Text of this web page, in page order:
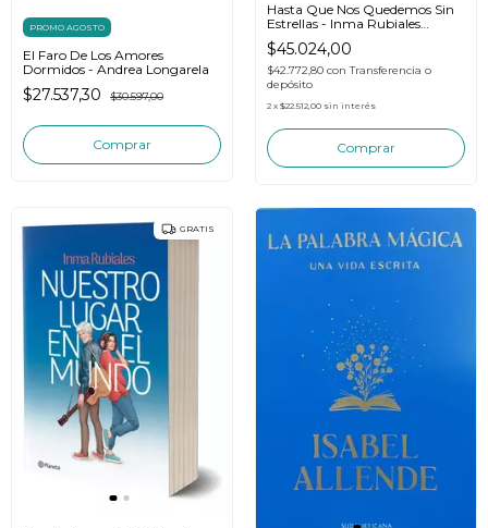
PROMO AGOSTO
El Faro De Los Amores
Dormidos - Andrea Longarela
$27.537,30 $30.597,00
Hasta Que Nos Quedemos Sin
Estrellas - Inma Rubiales
Planeta
$45.024,00
$42.772,80 con Transferencia o
depósito
2 x $22.512,00 sin interés
GRATIS